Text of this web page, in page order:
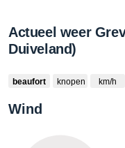
Actueel weer
Duiveland)
beaufort knopen km/h
Wind